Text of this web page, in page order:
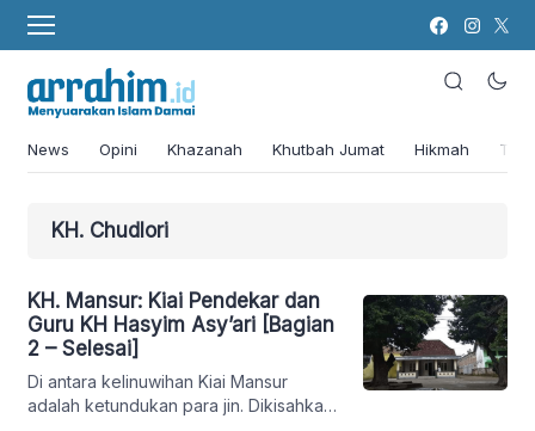
News Opini Khazanah Khutbah Jumat Hikmah
KH. Chudlori
KH. Mansur: Kiai Pendekar dan
Guru KH Hasyim Asy’ari [Bagian
2 – Selesai]
Di antara kelinuwihan Kiai Mansur
adalah ketundukan para jin. Dikisahkan